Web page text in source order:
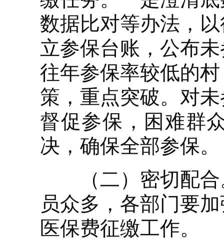
数据比对等办法，
立参保台账，公布
往年参保率较低的
策，重点突破。对
督促参保，困难群
决，确保全部参保。
（二）密切配合
员众多，各部门要
医保费征缴工作。